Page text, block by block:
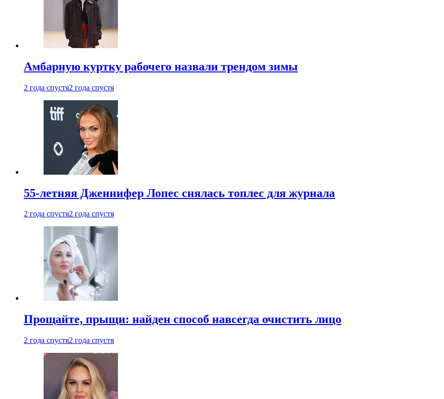
Амбарную куртку рабочего назвали трендом зимы
2 года спустя2 года спустя
55-летняя Дженнифер Лопес снялась топлес для журнала
2 года спустя2 года спустя
Прощайте, прыщи: найден способ навсегда очистить лицо
2 года спустя2 года спустя